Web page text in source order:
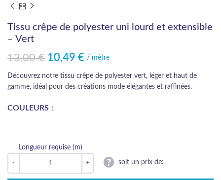
Tissu crêpe de polyester uni lourd et extensible
– Vert
13,00€
Le prix initial était : 13,00 €.
10,49 €
Le prix actuel est : 10,49 €./ mètre
Découvrez notre tissu crêpe de polyester vert, léger et haut de
gamme, idéal pour des créations mode élégantes et raffinées.
COULEURS
Longueur requise (m)
soit un prix de: